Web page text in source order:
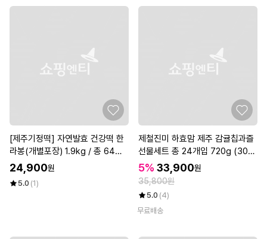
[제주기정떡] 자연발효 건강떡 한
라봉(개별포장) 1.9kg / 총 64조
각
24,900원
5.0 (1)
제철진미 하효맘 제주 감귤칩과즐
선물세트 총 24개입 720g (30g
x 8개입 x 3봉)
5% 33,900원
35,800원
5.0 (4)
무료배송